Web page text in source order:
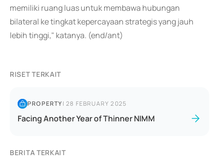
memiliki ruang luas untuk membawa hubungan
bilateral ke tingkat kepercayaan strategis yang jauh
lebih tinggi," katanya. (end/ant)
RISET TERKAIT
PROPERTY|28 FEBRUARY 2025
Facing Another Year of Thinner NIMM
BERITA TERKAIT